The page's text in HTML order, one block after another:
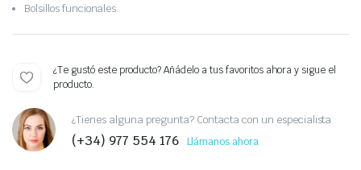
Bolsillos funcionales.
¿Te gustó este producto? Añádelo a tus favoritos ahora y sigue el
producto.
¿Tienes alguna pregunta? Contacta con un especialista
(+34) 977 554 176 Llámanos ahora